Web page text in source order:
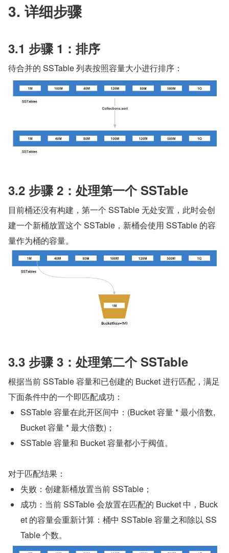
3. 详细步骤
3.1 步骤 1：排序
待合并的 SSTable 列表按照容量大小进行排序：
3.2 步骤 2：处理第一个 SSTable
目前桶还没有构建，第一个 SSTable 无处安置，此时会创
建一个新桶放置这个 SSTable，新桶会使用 SSTable 的容
量作为桶的容量。
3.3 步骤 3：处理第二个 SSTable
根据当前 SSTable 容量和已创建的 Bucket 进行匹配，满足
下面条件中的一个即匹配成功：
SSTable 容量在此开区间中：(Bucket 容量 * 最小倍数,
Bucket 容量 * 最大倍数)；
SSTable 容量和 Bucket 容量都小于阀值。
对于匹配结果：
失败：创建新桶放置当前 SSTable；
成功：当前 SSTable 会放置在匹配的 Bucket 中，Buck
et 的容量会重新计算：桶中 SSTable 容量之和除以 SS
Table 个数。